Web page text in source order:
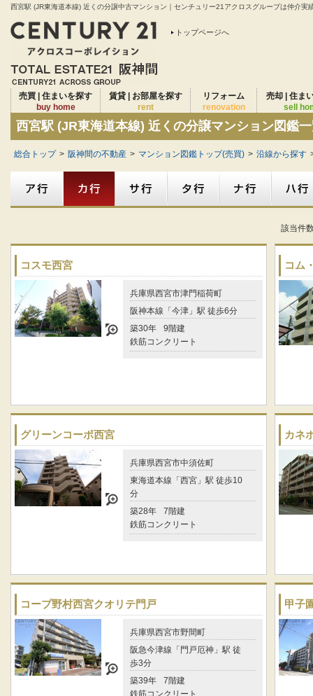
西宮駅 (JR東海道本線) 近くの分譲中古マンション｜センチュリー21アクロスグループは仲介実
トップページへ
売買 | 住まいを探す
buy home
賃貸 | お部屋を探す
rent
リフォーム
renovation
売却 | 住ま
sell
西宮駅 (JR東海道本線) 近くの分譲マンション図鑑
総合トップ > 阪神間の不動産 > マンション図鑑トップ(売買) > 沿線から探す
該当件
コスモ西宮
兵庫県西宮市津門稲荷町
阪神本線「今津」駅 徒歩6分
築30年
9階建
鉄筋コンクリート
コム
グリーンコーポ西宮
兵庫県西宮市中須佐町
東海道本線「西宮」駅 徒歩10
分
築28年
7階建
鉄筋コンクリート
カネ
コープ野村西宮クオリテ門戸
兵庫県西宮市野間町
阪急今津線「門戸厄神」駅 徒
歩3分
築39年
7階建
鉄筋コンクリート
甲子